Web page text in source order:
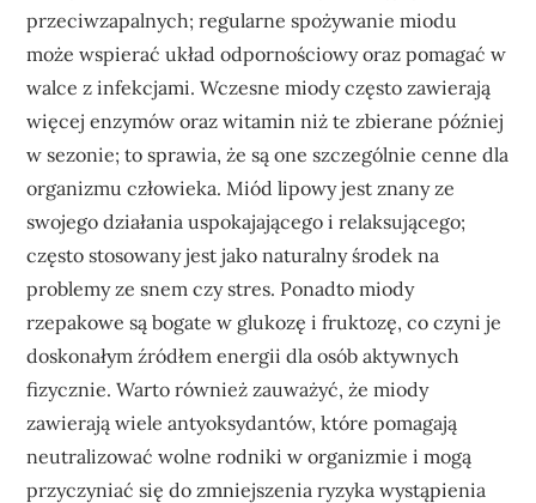
przeciwzapalnych; regularne spożywanie miodu
może wspierać układ odpornościowy oraz pomagać w
walce z infekcjami. Wczesne miody często zawierają
więcej enzymów oraz witamin niż te zbierane później
w sezonie; to sprawia, że są one szczególnie cenne dla
organizmu człowieka. Miód lipowy jest znany ze
swojego działania uspokajającego i relaksującego;
często stosowany jest jako naturalny środek na
problemy ze snem czy stres. Ponadto miody
rzepakowe są bogate w glukozę i fruktozę, co czyni je
doskonałym źródłem energii dla osób aktywnych
fizycznie. Warto również zauważyć, że miody
zawierają wiele antyoksydantów, które pomagają
neutralizować wolne rodniki w organizmie i mogą
przyczyniać się do zmniejszenia ryzyka wystąpienia